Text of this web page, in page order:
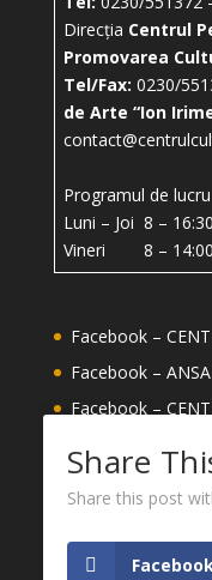
Direcția Centrul
Promovarea
Tel/Fax: 0230/
de Arte “Ion
Programul de lucru
Luni – Joi 8 – 16:30
Vineri 8 – 14:00
Facebook –
Facebook –
Facebook –
SUCEAVA
Facebook –
YouTube –
Share
Share this post